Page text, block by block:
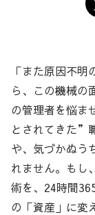
「また原因不
ら、この機械の
の管理者を悩ま
とされてきた”
や、気づかぬ
れません。もし
術を、24時間
の「資産」に変